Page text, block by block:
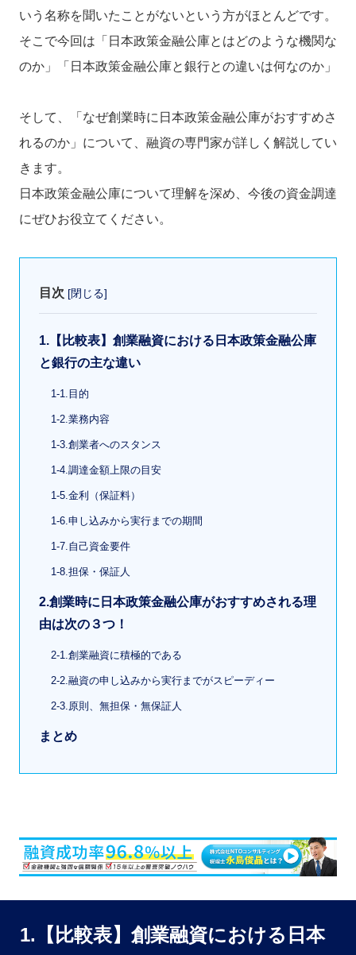
いう名称を聞いたことがないという方がほとんどです。
そこで今回は「日本政策金融公庫とはどのような機関な
のか」「日本政策金融公庫と銀行との違いは何なのか」
そして、「なぜ創業時に日本政策金融公庫がおすすめさ
れるのか」について、融資の専門家が詳しく解説してい
きます。
日本政策金融公庫について理解を深め、今後の資金調達
にぜひお役立てください。
目次 [閉じる]
1.【比較表】創業融資における日本政策金融公庫
と銀行の主な違い
1-1.目的
1-2.業務内容
1-3.創業者へのスタンス
1-4.調達金額上限の目安
1-5.金利（保証料）
1-6.申し込みから実行までの期間
1-7.自己資金要件
1-8.担保・保証人
2.創業時に日本政策金融公庫がおすすめされる理
由は次の３つ！
2-1.創業融資に積極的である
2-2.融資の申し込みから実行までがスピーディー
2-3.原則、無担保・無保証人
まとめ
1.【比較表】創業融資における日本